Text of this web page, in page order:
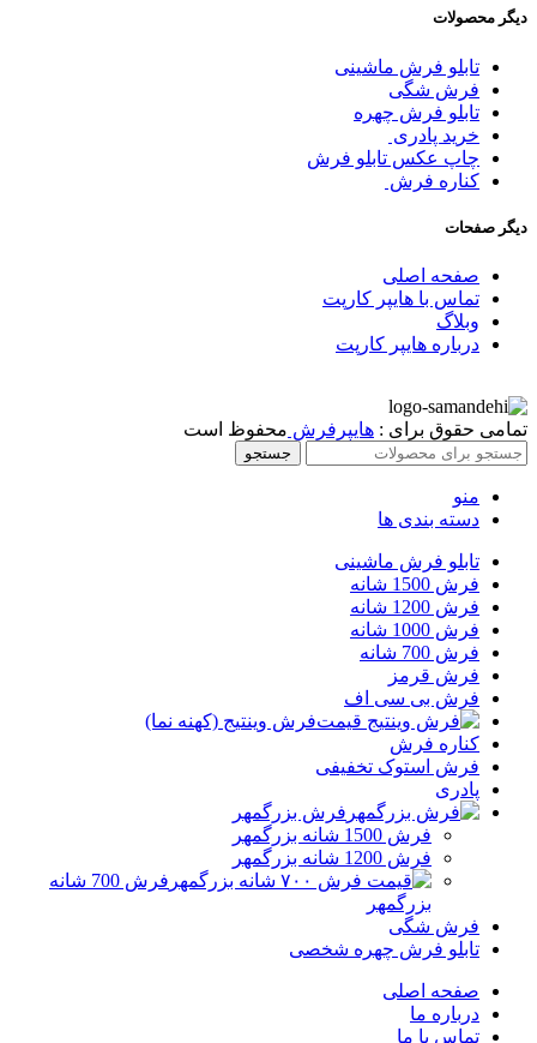
دیگر محصولات
تابلو فرش ماشینی
فرش شگی
تابلو فرش چهره
خرید پادری
چاپ عکس تابلو فرش
کناره فرش
دیگر صفحات
صفحه اصلی
تماس با هایپر کارپت
وبلاگ
درباره هایپر کارپت
تمامی حقوق برای : هایپرفرش محفوظ است
جستجو
منو
دسته بندی ها
تابلو فرش ماشینی
فرش 1500 شانه
فرش 1200 شانه
فرش 1000 شانه
فرش 700 شانه
فرش قرمز
فرش بی سی اف
فرش وینتیج (کهنه نما)
کناره فرش
فرش استوک تخفیفی
پادری
فرش بزرگمهر
فرش 1500 شانه بزرگمهر
فرش 1200 شانه بزرگمهر
فرش 700 شانه
بزرگمهر
فرش شگی
تابلو فرش چهره شخصی
صفحه اصلی
درباره ما
تماس با ما